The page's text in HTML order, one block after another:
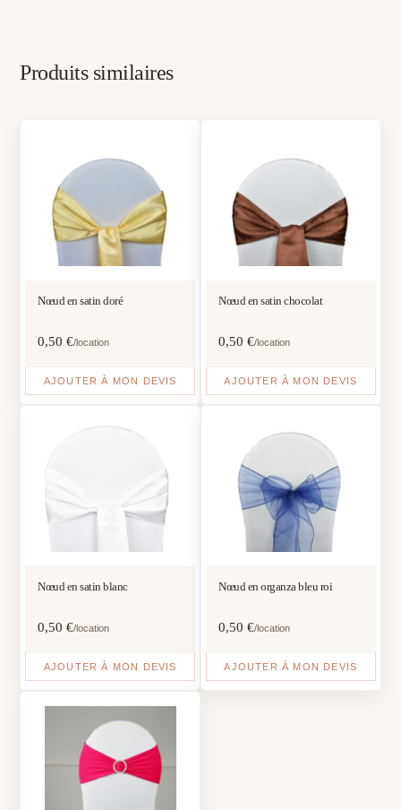
Produits similaires
Nœud en satin doré
0,50€/location
AJOUTER À MON DEVIS
Nœud en satin chocolat
0,50 €/location
AJOUTER À MON DEVIS
Nœud en satin blanc
0,50€/location
AJOUTER À MON DEVIS
Nœud en organza bleu roi
0,50 €/location
AJOUTER À MON DEVIS